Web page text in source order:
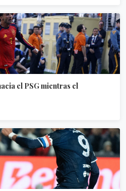
el PSG mientras el